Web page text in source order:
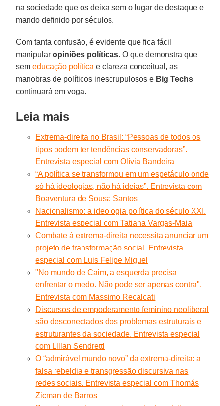
na sociedade que os deixa sem o lugar de destaque e
mando definido por séculos.
Com tanta confusão, é evidente que fica fácil
manipularopiniões políticas. O que demonstra que
semeducação política e clareza conceitual, as
manobras de políticos inescrupulosos e Big Techs
continuará em voga.
Leia mais
Extrema-direita no Brasil: “Pessoas de todos os
tipos podem ter tendências conservadoras”.
Entrevista especial com Olívia Bandeira
“A política se transformou em um espetáculo onde
só há ideologias, não há ideias”. Entrevista com
Boaventura de Sousa Santos
Nacionalismo: a ideologia política do século XXI.
Entrevista especial com Tatiana Vargas-Maia
Combate à extrema-direita necessita anunciar um
projeto de transformação social. Entrevista
especial com Luis Felipe Miguel
"No mundo de Caim, a esquerda precisa
enfrentar o medo. Não pode ser apenas contra".
Entrevista com Massimo Recalcati
Discursos de empoderamento feminino neoliberal
são desconectados dos problemas estruturais e
estruturantes da sociedade. Entrevista especial
com Lilian Sendretti
O “admirável mundo novo” da extrema-direita: a
falsa rebeldia e transgressão discursiva nas
redes sociais. Entrevista especial com Thomás
Zicman de Barros